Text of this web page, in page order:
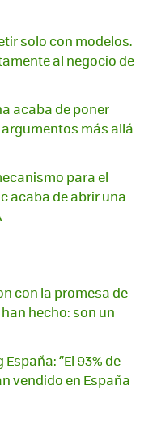
solo con modelos.
al negocio de
acaba de poner
más allá
para el
acaba de abrir una
con la promesa de
hecho: son un
“El 93% de
vendido en España